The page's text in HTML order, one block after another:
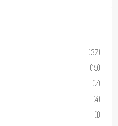
(37)
(19)
(7)
(4)
(1)